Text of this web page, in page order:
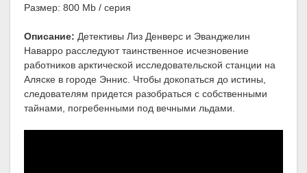
Размер: 800 Mb / серия
Описание: Детективы Лиз Денверс и Эванджелин
Наварро расследуют таинственное исчезновение
работников арктической исследовательской станции на
Аляске в городе Эннис. Чтобы докопаться до истины,
следователям придется разобраться с собственными
тайнами, погребенными под вечными льдами.